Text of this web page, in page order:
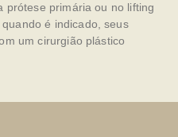
prótese primária ou no lifting
é indicado, seus
um cirurgião plástico